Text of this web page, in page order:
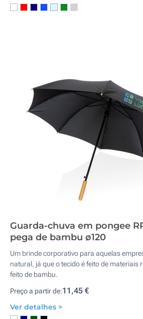
Guarda-chuva em pongee
pega de bambu ø120
Um brinde corporativo para aquelas
natural, já que o tecido é feito de materiais
feito de bambu.
Preço a partir de:11,45 €
Ver detalhes >